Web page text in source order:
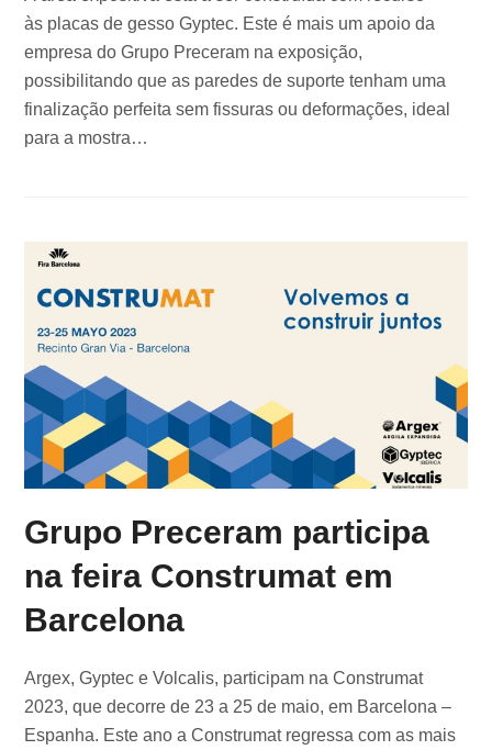
às placas de gesso Gyptec. Este é mais um apoio da
empresa do Grupo Preceram na exposição,
possibilitando que as paredes de suporte tenham uma
finalização perfeita sem fissuras ou deformações, ideal
para a mostra…
Grupo Preceram participa
na feira Construmat em
Barcelona
Argex, Gyptec e Volcalis, participam na Construmat
2023, que decorre de 23 a 25 de maio, em Barcelona –
Espanha. Este ano a Construmat regressa com as mais